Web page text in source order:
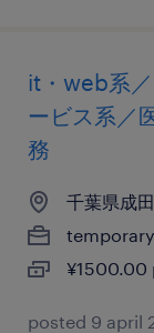
it・web系
ービス系／
務
千葉県成
temporary
¥1500.00
posted 9 april